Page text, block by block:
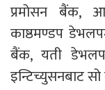
प्रमोसन बैंक,
काष्ठमण्डप
बैंक, यती
इन्टिच्युसनबाट